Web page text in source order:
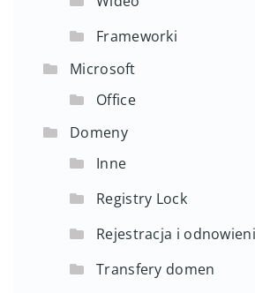
Frameworki
Microsoft
Office
Domeny
Inne
Registry Lock
Rejestracja i
Transfery domen